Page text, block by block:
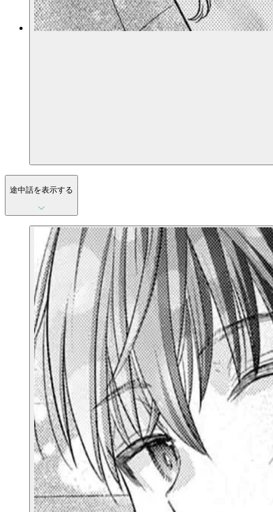
途中話を表示する